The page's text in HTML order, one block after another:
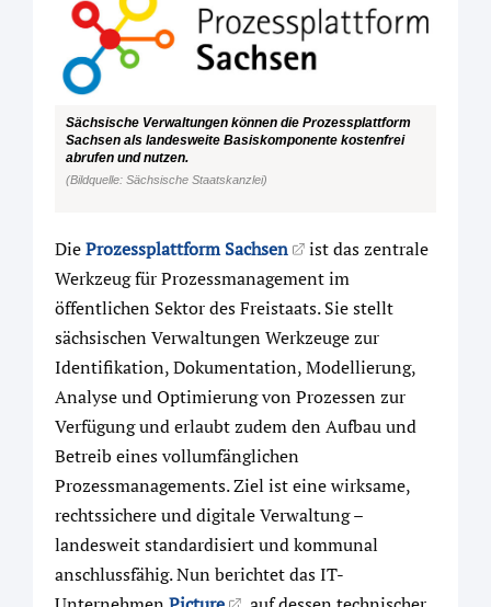
Sächsische Verwaltungen können die Prozessplattform
Sachsen als landesweite Basiskomponente kostenfrei
abrufen und nutzen.
(Bildquelle: Sächsische Staatskanzlei)
DieProzessplattform Sachsen
ist das zentrale
Werkzeug für Prozessmanagement im
öffentlichen Sektor des Freistaats. Sie stellt
sächsischen Verwaltungen Werkzeuge zur
Identifikation, Dokumentation, Modellierung,
Analyse und Optimierung von Prozessen zur
Verfügung und erlaubt zudem den Aufbau und
Betreib eines vollumfänglichen
Prozessmanagements. Ziel ist eine wirksame,
rechtssichere und digitale Verwaltung –
landesweit standardisiert und kommunal
anschlussfähig. Nun berichtet das IT-